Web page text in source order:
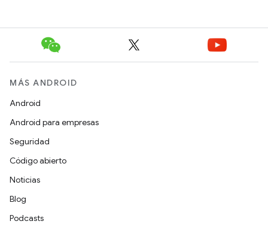
MÁS ANDROID
Android
Android para empresas
Seguridad
Código abierto
Noticias
Blog
Podcasts